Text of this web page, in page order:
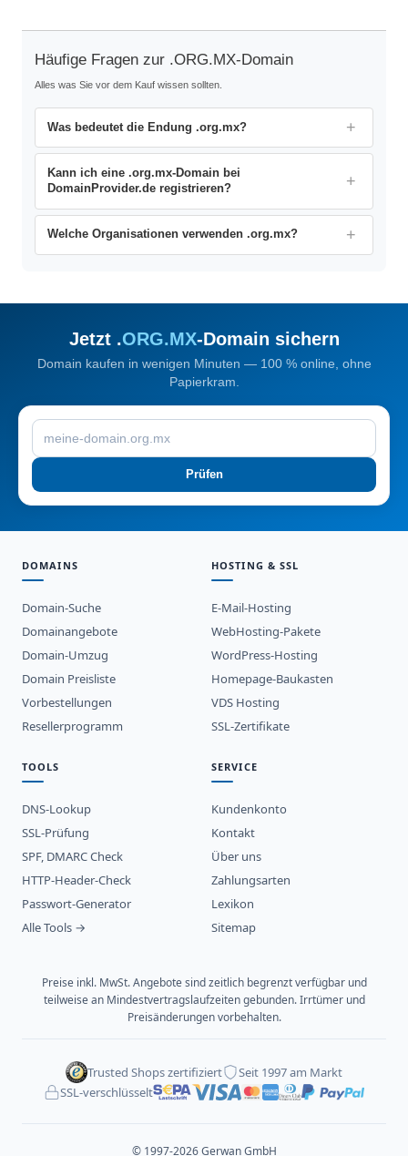
Häufige Fragen zur .ORG.MX-Domain
Alles was Sie vor dem Kauf wissen sollten.
Was bedeutet die Endung .org.mx?
Kann ich eine .org.mx-Domain bei
DomainProvider.de registrieren?
Welche Organisationen verwenden .org.mx?
Jetzt .ORG.MX-Domain sichern
Domain kaufen in wenigen Minuten — 100 % online, ohne
Papierkram.
Prüfen
DOMAINS
Domain-Suche
Domainangebote
Domain-Umzug
Domain Preisliste
Vorbestellungen
Resellerprogramm
HOSTING & SSL
E-Mail-Hosting
WebHosting-Pakete
WordPress-Hosting
Homepage-Baukasten
VDS Hosting
SSL-Zertifikate
TOOLS
DNS-Lookup
SSL-Prüfung
SPF, DMARC Check
HTTP-Header-Check
Passwort-Generator
Alle Tools →
SERVICE
Kundenkonto
Kontakt
Über uns
Zahlungsarten
Lexikon
Sitemap
Preise inkl. MwSt. Angebote sind zeitlich begrenzt verfügbar und
teilweise an Mindestvertragslaufzeiten gebunden. Irrtümer und
Preisänderungen vorbehalten.
Trusted Shops zertifiziert
Seit 1997 am Markt
SSL-verschlüsselt
© 1997-2026 Gerwan GmbH